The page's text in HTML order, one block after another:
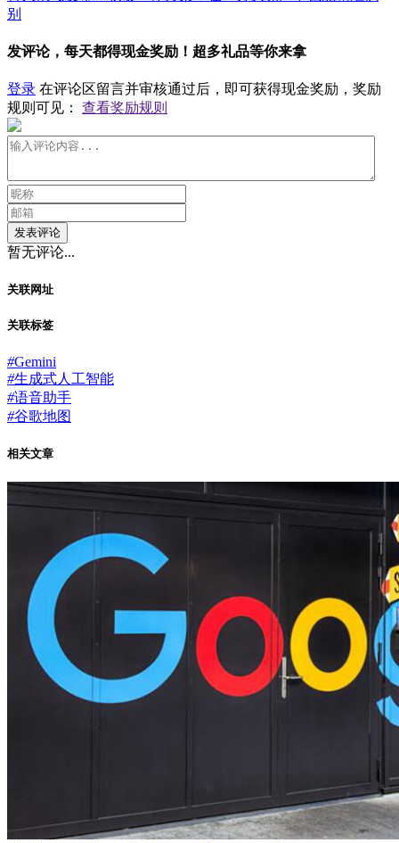
别
发评论，每天都得现金奖励！超多礼品等你来拿
登录 在评论区留言并审核通过后，即可获得现金奖励，奖励
规则可见： 查看奖励规则
发表评论
暂无评论...
关联网址
关联标签
#Gemini
#生成式人工智能
#语音助手
#谷歌地图
相关文章